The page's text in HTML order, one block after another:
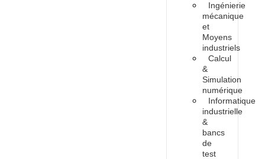
Ingénierie
mécanique
et
Moyens
industriels
Calcul
&
Simulation
numérique
Informatique
industrielle
&
bancs
de
test